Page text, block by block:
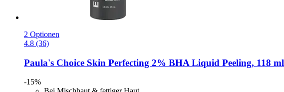
2 Optionen
4.8 (36)
Paula's Choice Skin Perfecting 2% BHA Liquid Peeling, 118 ml
-15%